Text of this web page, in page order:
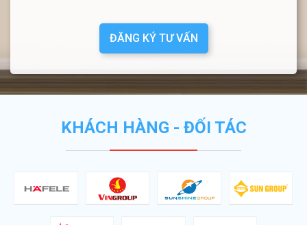
ĐĂNG KÝ TƯ VẤN
KHÁCH HÀNG - ĐỐI TÁC